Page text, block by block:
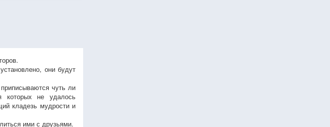
они будут
чуть ли
не удалось
кладезь мудрости и
ими с друзьями.